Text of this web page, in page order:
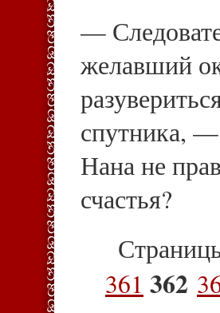
—
желавший
спутника,
Нана не
счастья?
361 362